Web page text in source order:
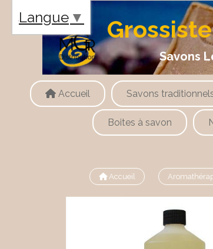
Savons Le
Accueil Savons
Boites à savon
Accueil
Langue ▼
Panneau de gestion des cookies